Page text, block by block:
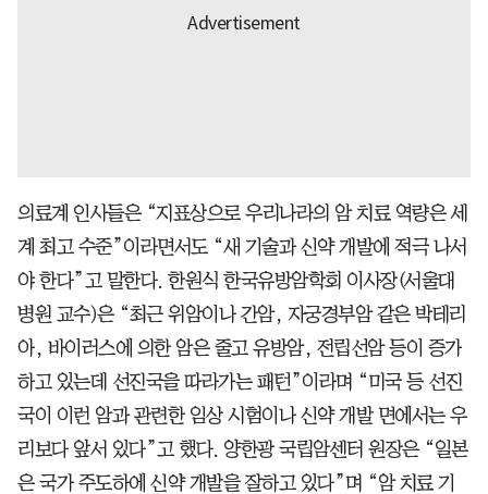
의료계 인사들은 “지표상으로 우리나라의 암 치료 역량은 세
계 최고 수준”이라면서도 “새 기술과 신약 개발에 적극 나서
야 한다”고 말한다. 한원식 한국유방암학회 이사장(서울대
병원 교수)은 “최근 위암이나 간암, 자궁경부암 같은 박테리
아, 바이러스에 의한 암은 줄고 유방암, 전립선암 등이 증가
하고 있는데 선진국을 따라가는 패턴”이라며 “미국 등 선진
국이 이런 암과 관련한 임상 시험이나 신약 개발 면에서는 우
리보다 앞서 있다”고 했다. 양한광 국립암센터 원장은 “일본
은 국가 주도하에 신약 개발을 잘하고 있다”며 “암 치료 기